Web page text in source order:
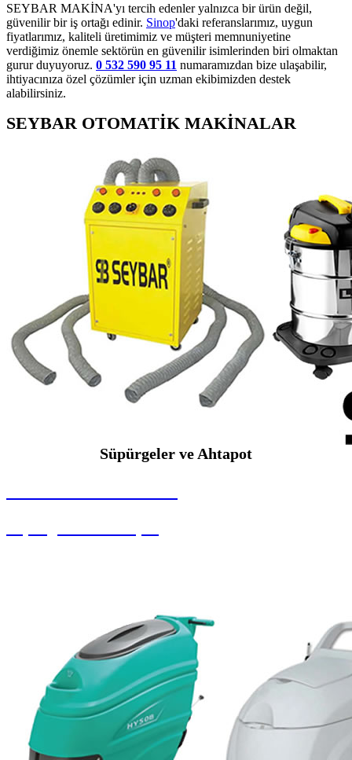
SEYBAR MAKİNA'yı tercih edenler yalnızca bir ürün değil,
güvenilir bir iş ortağı edinir. Sinop'daki referanslarımız, uygun
fiyatlarımız, kaliteli üretimimiz ve müşteri memnuniyetine
verdiğimiz önemle sektörün en güvenilir isimlerinden biri olmaktan
gurur duyuyoruz. 0 532 590 95 11 numaramızdan bize ulaşabilir,
ihtiyacınıza özel çözümler için uzman ekibimizden destek
alabilirsiniz.
SEYBAR OTOMATİK MAKİNALAR
Süpürgeler ve Ahtapot